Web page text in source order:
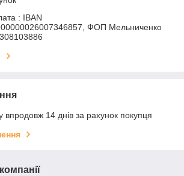
: IBAN
ФОП Мельниченко
впродовж 14 днів за рахунок покупця